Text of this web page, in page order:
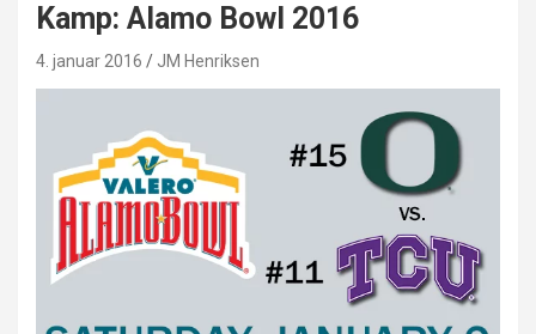
Kamp: Alamo Bowl 2016
4. januar 2016 JM Henriksen